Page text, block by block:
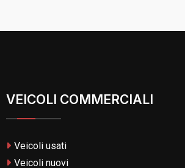
VEICOLI COMMERCIALI
Veicoli usati
Veicoli nuovi